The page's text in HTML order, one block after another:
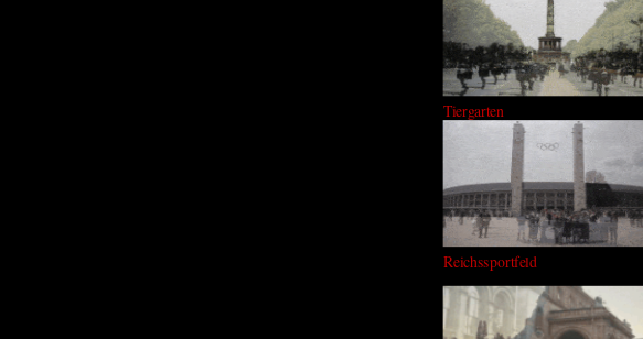
Tiergarten
Reichssportfeld